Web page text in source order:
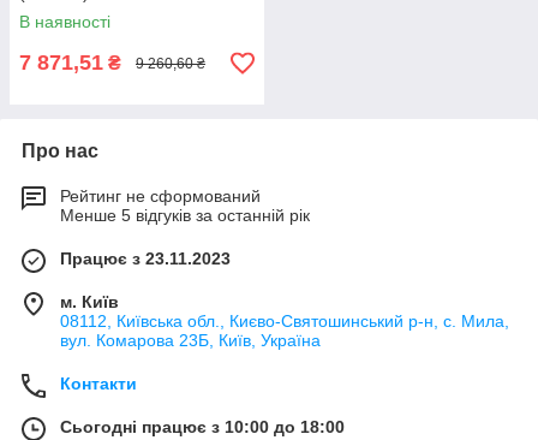
В наявності
7 871,51 ₴ 9 260,60 ₴
Про нас
Рейтинг не сформований
Менше 5 відгуків за останній рік
Працює з 23.11.2023
м. Київ
08112, Київська обл., Києво-Святошинський р-н, с. Мила,
вул. Комарова 23Б, Київ, Україна
Контакти
Сьогодні працює з 10:00 до 18:00